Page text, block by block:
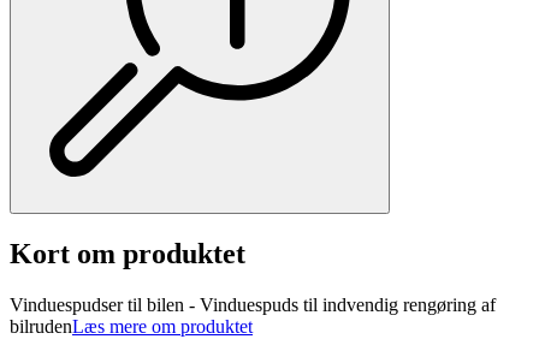
Kort om produktet
Vinduespudser til bilen - Vinduespuds til indvendig rengøring af
bilrudenLæs mere om produktet